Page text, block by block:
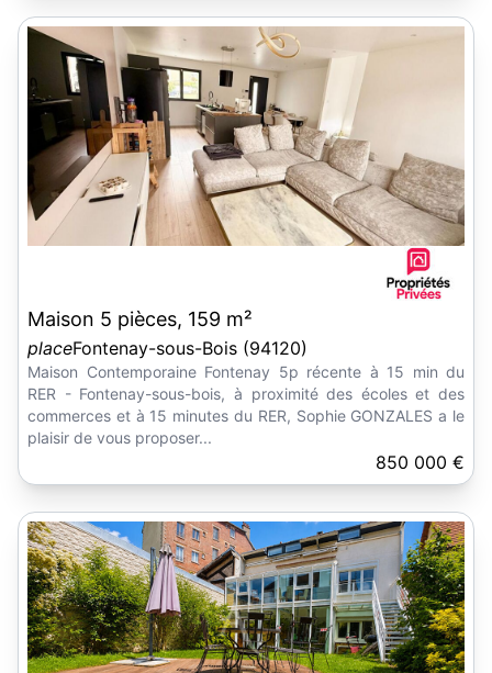
Maison 5 pièces, 159 m²
placeFontenay-sous-Bois (94120)
Maison Contemporaine Fontenay 5p récente à 15 min du
RER - Fontenay-sous-bois, à proximité des écoles et des
commerces et à 15 minutes du RER, Sophie GONZALES a le
plaisir de vous proposer...
850 000 €